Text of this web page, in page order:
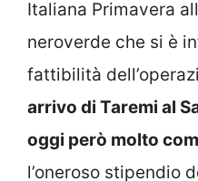
neroverde che si è
fattibilità
arrivo di Taremi al
oggi però molto
l’oneroso stipendio